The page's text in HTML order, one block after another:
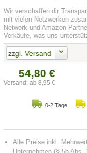
Wir verschaffen dir
mit vielen Netzwerken
Network und Amazon-
Verkäufe, was uns
zzgl. Versand
54,80 €
Versand: ab 8,95 €
0-2 Tage